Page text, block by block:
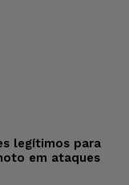
legítimos para
em ataques